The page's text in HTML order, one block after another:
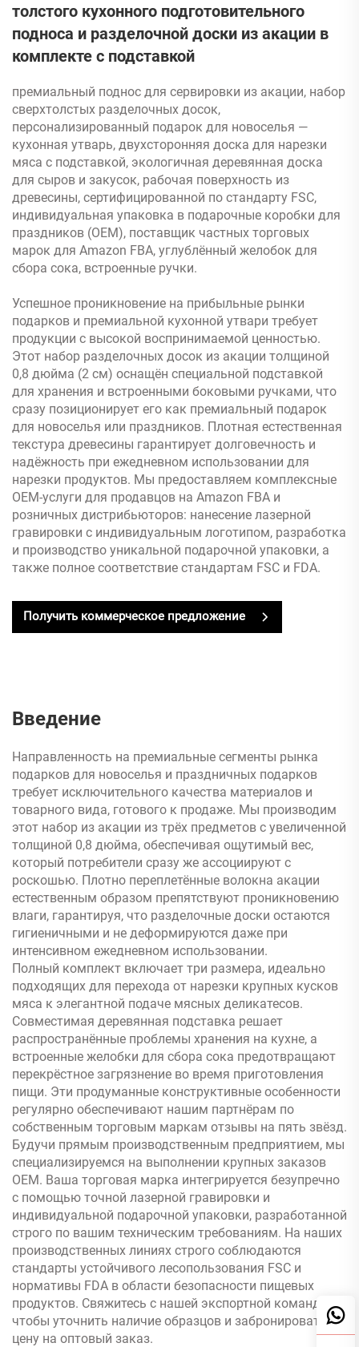
толстого кухонного подготовительного
подноса и разделочной доски из акации в
комплекте с подставкой
премиальный поднос для сервировки из акации, набор
сверхтолстых разделочных досок,
персонализированный подарок для новоселья —
кухонная утварь, двухсторонняя доска для нарезки
мяса с подставкой, экологичная деревянная доска
для сыров и закусок, рабочая поверхность из
древесины, сертифицированной по стандарту FSC,
индивидуальная упаковка в подарочные коробки для
праздников (OEM), поставщик частных торговых
марок для Amazon FBA, углублённый желобок для
сбора сока, встроенные ручки.
Успешное проникновение на прибыльные рынки
подарков и премиальной кухонной утвари требует
продукции с высокой воспринимаемой ценностью.
Этот набор разделочных досок из акации толщиной
0,8 дюйма (2 см) оснащён специальной подставкой
для хранения и встроенными боковыми ручками, что
сразу позиционирует его как премиальный подарок
для новоселья или праздников. Плотная естественная
текстура древесины гарантирует долговечность и
надёжность при ежедневном использовании для
нарезки продуктов. Мы предоставляем комплексные
OEM-услуги для продавцов на Amazon FBA и
розничных дистрибьюторов: нанесение лазерной
гравировки с индивидуальным логотипом, разработка
и производство уникальной подарочной упаковки, а
также полное соответствие стандартам FSC и FDA.
Получить коммерческое предложение
Введение
Направленность на премиальные сегменты рынка
подарков для новоселья и праздничных подарков
требует исключительного качества материалов и
товарного вида, готового к продаже. Мы производим
этот набор из акации из трёх предметов с увеличенной
толщиной 0,8 дюйма, обеспечивая ощутимый вес,
который потребители сразу же ассоциируют с
роскошью. Плотно переплетённые волокна акации
естественным образом препятствуют проникновению
влаги, гарантируя, что разделочные доски остаются
гигиеничными и не деформируются даже при
интенсивном ежедневном использовании.
Полный комплект включает три размера, идеально
подходящих для перехода от нарезки крупных кусков
мяса к элегантной подаче мясных деликатесов.
Совместимая деревянная подставка решает
распространённые проблемы хранения на кухне, а
встроенные желобки для сбора сока предотвращают
перекрёстное загрязнение во время приготовления
пищи. Эти продуманные конструктивные особенности
регулярно обеспечивают нашим партнёрам по
собственным торговым маркам отзывы на пять звёзд.
Будучи прямым производственным предприятием, мы
специализируемся на выполнении крупных заказов
OEM. Ваша торговая марка интегрируется безупречно
с помощью точной лазерной гравировки и
индивидуальной подарочной упаковки, разработанной
строго по вашим техническим требованиям. На наших
производственных линиях строго соблюдаются
стандарты устойчивого лесопользования FSC и
нормативы FDA в области безопасности пищевых
продуктов. Свяжитесь с нашей экспортной командой,
чтобы уточнить наличие образцов и забронировать
цену на оптовый заказ.